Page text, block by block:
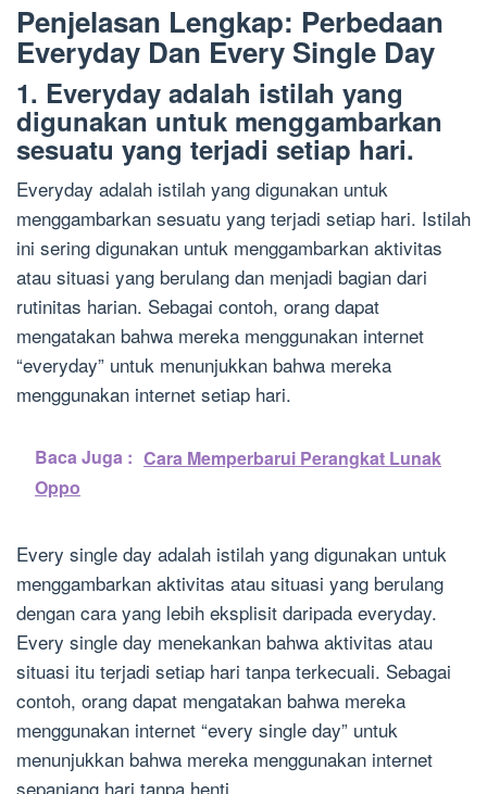
Penjelasan Lengkap: Perbedaan
Everyday Dan Every Single Day
1. Everyday adalah istilah yang
digunakan untuk menggambarkan
sesuatu yang terjadi setiap hari.
Everyday adalah istilah yang digunakan untuk
menggambarkan sesuatu yang terjadi setiap hari. Istilah
ini sering digunakan untuk menggambarkan aktivitas
atau situasi yang berulang dan menjadi bagian dari
rutinitas harian. Sebagai contoh, orang dapat
mengatakan bahwa mereka menggunakan internet
“everyday” untuk menunjukkan bahwa mereka
menggunakan internet setiap hari.
Baca Juga : Cara Memperbarui Perangkat Lunak
Oppo
Every single day adalah istilah yang digunakan untuk
menggambarkan aktivitas atau situasi yang berulang
dengan cara yang lebih eksplisit daripada everyday.
Every single day menekankan bahwa aktivitas atau
situasi itu terjadi setiap hari tanpa terkecuali. Sebagai
contoh, orang dapat mengatakan bahwa mereka
menggunakan internet “every single day” untuk
menunjukkan bahwa mereka menggunakan internet
sepanjang hari tanpa henti.